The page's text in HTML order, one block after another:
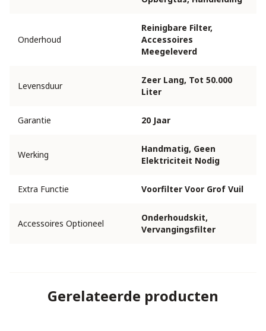
Onderhoud
Reinigbare Filter,
Accessoires
Meegeleverd
Levensduur
Zeer Lang, Tot 50.000
Liter
Garantie 20 Jaar
Werking
Handmatig, Geen
Elektriciteit Nodig
Extra Functie Voorfilter Voor Grof Vuil
Accessoires Optioneel
Onderhoudskit,
Vervangingsfilter
Gerelateerde producten